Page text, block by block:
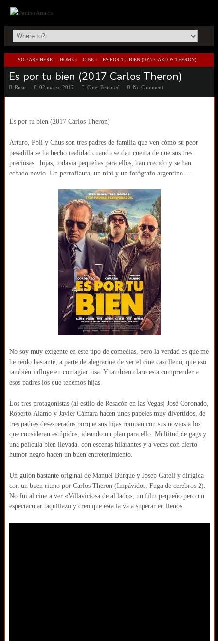
YOU ARE HERE : HOME » CINE » ES POR TU BIEN (2017 CARLOS THERON)
Es por tu bien (2017 Carlos Theron)
Ricar 02 marzo 2017 Cine, Featured No Comment
Es por tu bien (2017 Carlos Theron)
Arturo, Poli y Chus son tres padres de familia que ven cómo su peor
pesadilla se ha hecho realidad cuando se dan cuenta de que sus tres
preciosas hijas, todavía pequeñas para ellos, han crecido y se han
echado novio. Un perroflauta, un nini y un fotógrafo argentino…..
No soy muy exigente en este tipo de comedias, pero la verdad es que me
he reido bastante, a parte de alegrarme de ver el cine casi lleno, que eso
también influye en contagiar risa. Y tambien claro esta comprender a
esos padres los que tenemos hijas.
Los tres protagonistas (al estilo de Resacón en las Vegas) José Coronado,
Roberto Álamo y Javier Cámara hacen unos papeles muy divertidos, de
tres padres desesperados porque sus hijas rompan con sus novios a los
que consideran estúpidos, ideando un plan para ello. Multitud de gags y
una película bien llevada, con escenas hilarantes y a veces con cierto
humor negro hacen un buen entretenimiento.
Un guión bastante original de Manuel Burque y Josep Gatell y dirigida
con un buen ritmo por Carlos Theron (Impávidos, Fuga de cerebros 2).
No fui al cine a ver «Villaviciosa de al lado», un film pequeño pero un
espectacular taquillazo y creo que esta la va a superar en llenos.